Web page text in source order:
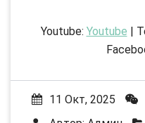
Youtube: Youtube |
11 Окт, 2025